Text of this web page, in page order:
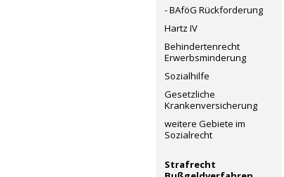
- BAföG Rückforderung
Hartz IV
Behindertenrecht
Erwerbsminderung
Sozialhilfe
Gesetzliche
Krankenversicherung
weitere Gebiete im
Sozialrecht
Strafrecht